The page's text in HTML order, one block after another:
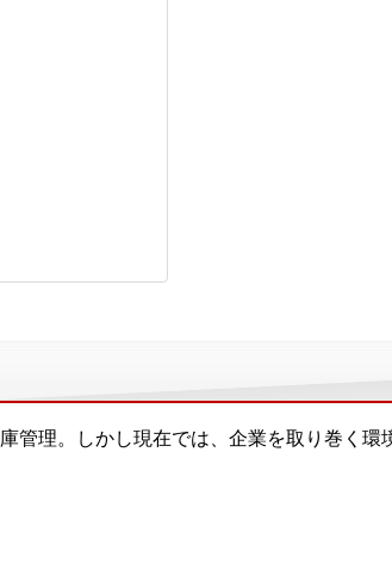
管理。しかし現在では、企業を取り巻く環